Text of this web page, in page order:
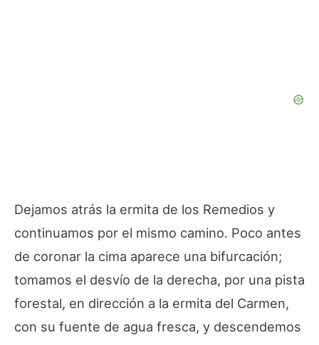
Dejamos atrás la ermita de los Remedios y
continuamos por el mismo camino. Poco antes
de coronar la cima aparece una bifurcación;
tomamos el desvío de la derecha, por una pista
forestal, en dirección a la ermita del Carmen,
con su fuente de agua fresca, y descendemos